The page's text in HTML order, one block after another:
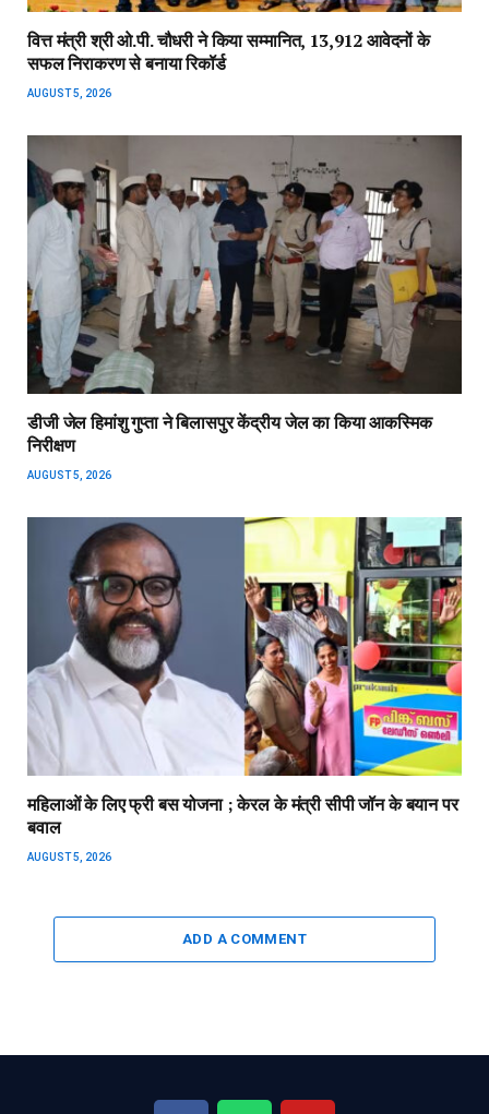
वित्त मंत्री श्री ओ.पी. चौधरी ने किया सम्मानित, 13,912 आवेदनों के
सफल निराकरण से बनाया रिकॉर्ड
AUGUST 5, 2026
डीजी जेल हिमांशु गुप्ता ने बिलासपुर केंद्रीय जेल का किया आकस्मिक
निरीक्षण
AUGUST 5, 2026
महिलाओं के लिए फ्री बस योजना ; केरल के मंत्री सीपी जॉन के बयान पर
बवाल
AUGUST 5, 2026
ADD A COMMENT